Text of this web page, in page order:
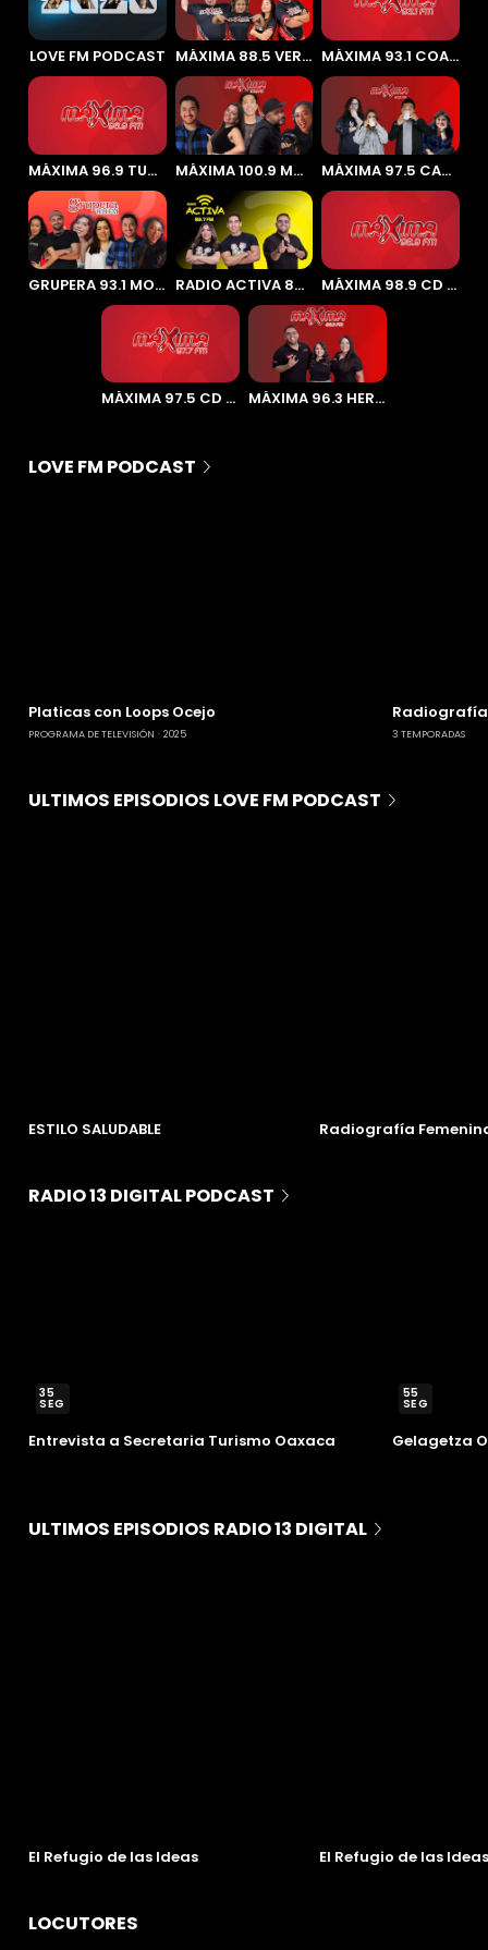
LOVE FM PODCAST MÁXIMA 88.5 VERACRUZ MÁXIMA 93.1 COATZACOALCOS
MÁXIMA 96.9 TUXTLA GUTIÉRREZ MÁXIMA 100.9 MORELIA MÁXIMA 97.5 CANCÚN
GRUPERA 93.1 MORELIA RADIO ACTIVA 89.7 HERMOSILLO MÁXIMA 98.9 CD DEL CARMEN
MÁXIMA 97.5 CD OBREGON MÁXIMA 96.3 HERMOSILLO
LOVE FM PODCAST
Platicas con Loops Ocejo
PROGRAMA DE TELEVISIÓN 2025 3 TEMPORADAS
ULTIMOS EPISODIOS LOVE FM PODCAST
ESTILO SALUDABLE Radiografía
RADIO 13 DIGITAL PODCAST
35
SEG
Entrevista a Secretaria Turismo Oaxaca
55
SEG
Gelagetza
ULTIMOS EPISODIOS RADIO 13 DIGITAL
El Refugio de las Ideas El Refugio de las Ideas
LOCUTORES